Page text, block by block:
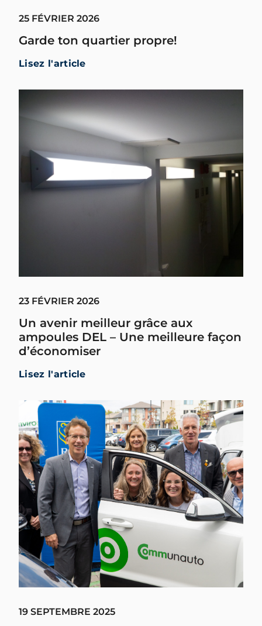
25 FÉVRIER 2026
Garde ton quartier propre!
Lisez l'article
23 FÉVRIER 2026
Un avenir meilleur grâce aux
ampoules DEL – Une meilleure façon
d’économiser
Lisez l'article
19 SEPTEMBRE 2025